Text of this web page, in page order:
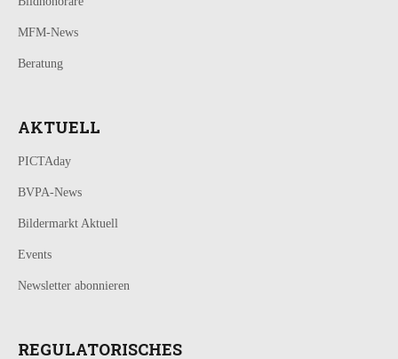
MFM-News
Beratung
AKTUELL
PICTAday
BVPA-News
Bildermarkt Aktuell
Events
Newsletter abonnieren
REGULATORISCHES